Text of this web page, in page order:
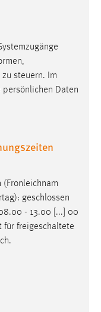
zu steuern. Im
persönlichen Daten
(Fronleichnam
geschlossen
- 13.00 [...] 00
für freigeschaltete
mibew-
mibew_locale = 3